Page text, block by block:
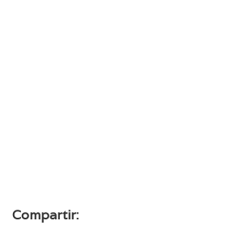
Compartir: